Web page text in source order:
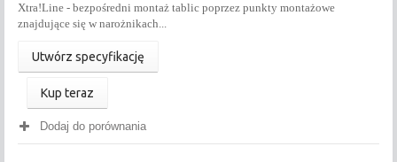
Xtra!Line - bezpośredni montaż tablic poprzez punkty montażowe
znajdujące się w narożnikach...
Utwórz specyfikację
Kup teraz
Dodaj do porównania